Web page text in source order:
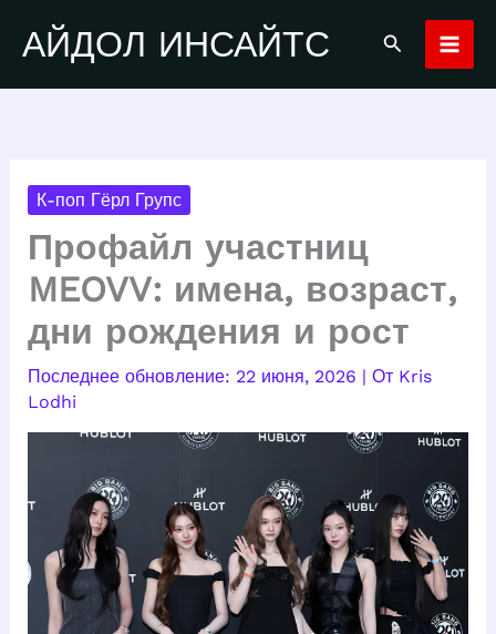
содержимому
АЙДОЛ ИНСАЙТС Поиск
К-поп Гёрл Групс
Профайл участниц
MEOVV: имена, возраст,
дни рождения и рост
22 июня, 2026 | От Kris
Lodhi